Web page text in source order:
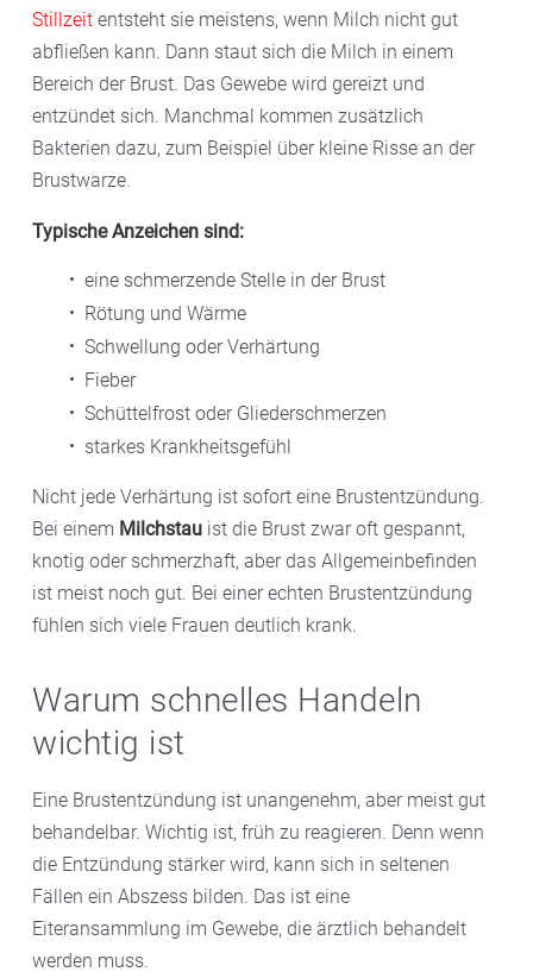
Stillzeit entsteht sie meistens, wenn Milch nicht gut
abfließen kann. Dann staut sich die Milch in einem
Bereich der Brust. Das Gewebe wird gereizt und
entzündet sich. Manchmal kommen zusätzlich
Bakterien dazu, zum Beispiel über kleine Risse an der
Brustwarze.
Typische Anzeichen sind:
eine schmerzende Stelle in der Brust
Rötung und Wärme
Schwellung oder Verhärtung
Fieber
Schüttelfrost oder Gliederschmerzen
starkes Krankheitsgefühl
Nicht jede Verhärtung ist sofort eine Brustentzündung.
Bei einem Milchstau ist die Brust zwar oft gespannt,
knotig oder schmerzhaft, aber das Allgemeinbefinden
ist meist noch gut. Bei einer echten Brustentzündung
fühlen sich viele Frauen deutlich krank.
Warum schnelles Handeln
wichtig ist
Eine Brustentzündung ist unangenehm, aber meist gut
behandelbar. Wichtig ist, früh zu reagieren. Denn wenn
die Entzündung stärker wird, kann sich in seltenen
Fällen ein Abszess bilden. Das ist eine
Eiteransammlung im Gewebe, die ärztlich behandelt
werden muss.